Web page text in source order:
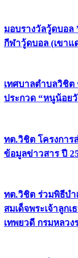
มอบรางวัลวู้ดบอล
กีฬาวู้ดบอล (เขาแ
เทศบาลตำบลวิชิต
ประกวด “หนูน้อย
ทต.วิชิต โครงการ
ข้อมูลข่าวสาร ปี
ทต.วิชิต ร่วมพิธีบำ
สมเด็จพระเจ้าลูก
เทพยวดี กรมหลว